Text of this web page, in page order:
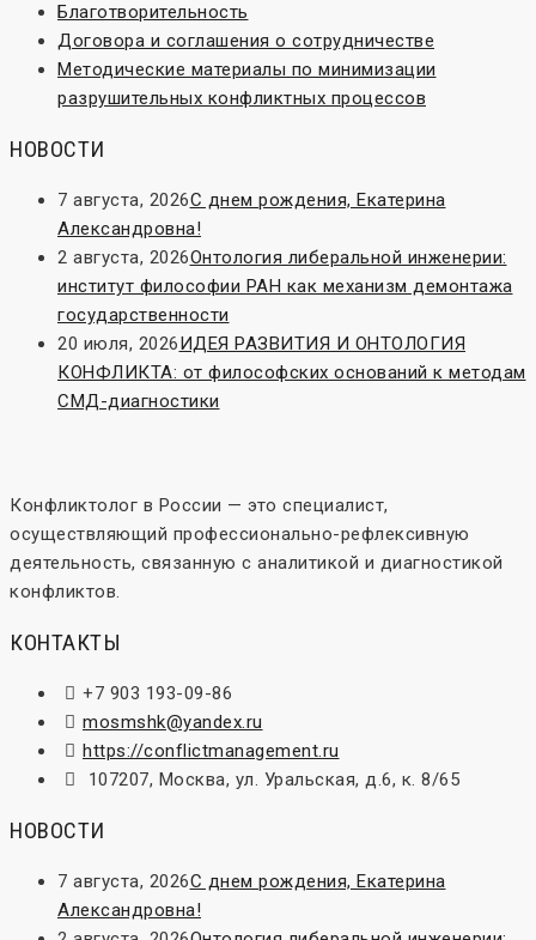
Благотворительность
Договора и соглашения о сотрудничестве
Методические материалы по минимизации
разрушительных конфликтных процессов
НОВОСТИ
7 августа, 2026С днем рождения, Екатерина
Александровна!
2 августа, 2026Онтология либеральной инженерии:
институт философии РАН как механизм демонтажа
государственности
20 июля, 2026ИДЕЯ РАЗВИТИЯ И ОНТОЛОГИЯ
КОНФЛИКТА: от философских оснований к методам
СМД-диагностики
Конфликтолог в России — это специалист,
осуществляющий профессионально-рефлексивную
деятельность, связанную с аналитикой и диагностикой
конфликтов.
КОНТАКТЫ
+7 903 193-09-86
mosmshk@yandex.ru
https://conflictmanagement.ru
107207, Москва, ул. Уральская, д.6, к. 8/65
НОВОСТИ
7 августа, 2026С днем рождения, Екатерина
Александровна!